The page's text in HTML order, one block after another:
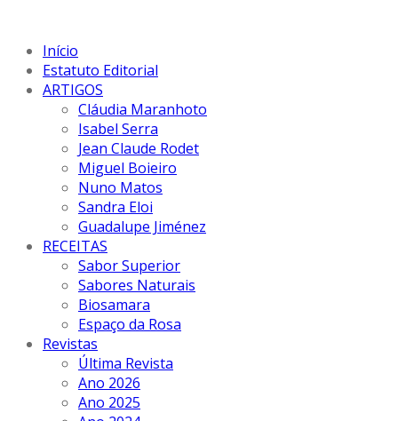
Início
Estatuto Editorial
ARTIGOS
Cláudia Maranhoto
Isabel Serra
Jean Claude Rodet
Miguel Boieiro
Nuno Matos
Sandra Eloi
Guadalupe Jiménez
RECEITAS
Sabor Superior
Sabores Naturais
Biosamara
Espaço da Rosa
Revistas
Última Revista
Ano 2026
Ano 2025